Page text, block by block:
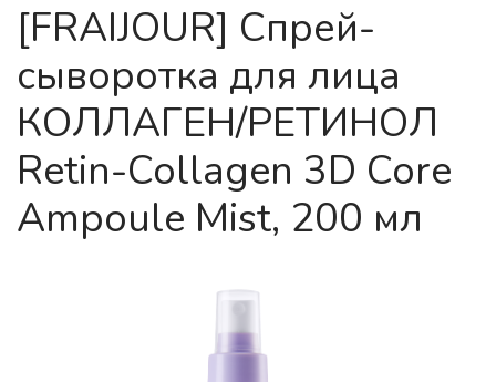
[FRAIJOUR] Спрей-
сыворотка для лица
КОЛЛАГЕН/РЕТИНОЛ
Retin-Collagen 3D Core
Ampoule Mist, 200 мл